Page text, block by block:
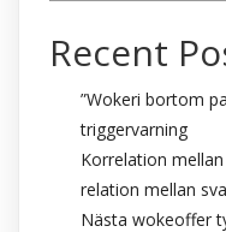
Recent
”Wokeri bortom
triggervarning
Korrelation
relation mellan
Nästa wokeoffer